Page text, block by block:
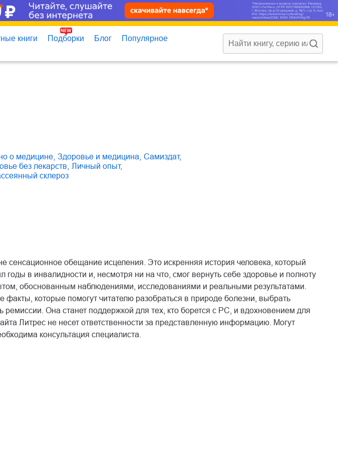
книги Подборки Блог
Популярное
о медицине здоровье и медицина Самиздат,
без лекарств личный опыт,
склероз
сенсационное обещание исцеления. Это искренняя история человека, который
годы в инвалидности и, несмотря ни на что, смог вернуть себе здоровье и полноту
обоснованным наблюдениями, исследованиями и реальными результатами.
факты, которые помогут читателю разобраться в природе болезни, выбрать
ремиссии. Она станет поддержкой для тех, кто борется с РС, и вдохновением для
Литрес не несет ответственности за представленную информацию. Могут
консультация специалиста.